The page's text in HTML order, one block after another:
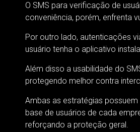
O SMS para verificação de
conveniência, porém, enfrenta
Por outro lado, autenticações
usuário tenha o aplicativo
Além disso a usabilidade do
protegendo melhor contra
Ambas as estratégias
base de usuários de cada
reforçando a proteção geral.